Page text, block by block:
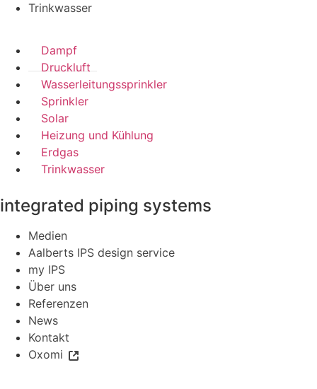
Trinkwasser
Dampf
Druckluft
Wasserleitungssprinkler
Sprinkler
Solar
Heizung und Kühlung
Erdgas
Trinkwasser
integrated piping systems
Medien
Aalberts IPS design service
my IPS
Über uns
Referenzen
News
Kontakt
Oxomi